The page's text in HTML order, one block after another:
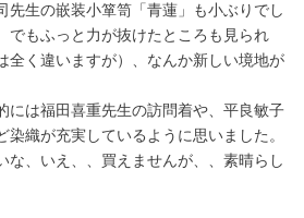
先生の嵌装小箪笥「青蓮」も小ぶりでし
でもふっと力が抜けたところも見られ
全く違いますが）、なんか新しい境地が
には福田喜重先生の訪問着や、平良敏子
織が充実しているように思いました。
な、いえ、、買えませんが、、素晴らし